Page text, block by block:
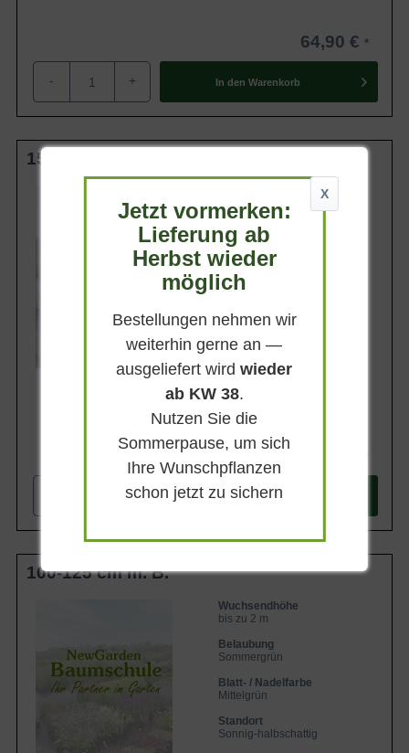
64,90 €
- + In den Warenkorb
150-175 cm C20
bis zu 2 m
Belaubung
Sommergrün
Blatt- / Nadelfarbe
Mittelgrün
Sonnig-halbschattig
Lieferbar
+ In den Warenkorb
100-125 cm m. B.
Wuchsendhöhe
bis zu 2 m
Belaubung
Sommergrün
Blatt- / Nadelfarbe
Mittelgrün
Standort
Sonnig-halbschattig
X
Jetzt vormerken:
Lieferung ab
Herbst wieder
möglich
Bestellungen nehmen wir
weiterhin gerne an —
ausgeliefert wirdwieder
ab KW 38.
Nutzen Sie die
Sommerpause, um sich
Ihre Wunschpflanzen
schon jetzt zu sichern